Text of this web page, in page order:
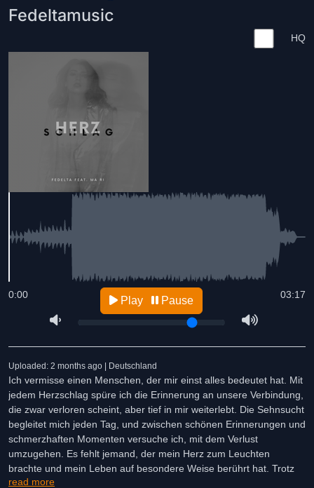
Fedeltamusic
HQ
03:17
0:00 Play Pause
Uploaded: 2 months ago | Deutschland
Ich vermisse einen Menschen, der mir einst alles bedeutet hat. Mit
jedem Herzschlag spüre ich die Erinnerung an unsere Verbindung,
die zwar verloren scheint, aber tief in mir weiterlebt. Die Sehnsucht
begleitet mich jeden Tag, und zwischen schönen Erinnerungen und
schmerzhaften Momenten versuche ich, mit dem Verlust
umzugehen. Es fehlt jemand, der mein Herz zum Leuchten
brachte und mein Leben auf besondere Weise berührt hat. Trotz
der Zeit kann ich diese Person nicht vergessen. Mein Herz schlägt
read more